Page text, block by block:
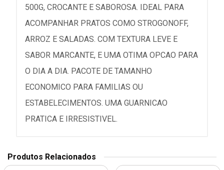
500G, CROCANTE E SABOROSA. IDEAL PARA
ACOMPANHAR PRATOS COMO STROGONOFF,
ARROZ E SALADAS. COM TEXTURA LEVE E
SABOR MARCANTE, E UMA OTIMA OPCAO PARA
O DIA A DIA. PACOTE DE TAMANHO
ECONOMICO PARA FAMILIAS OU
ESTABELECIMENTOS. UMA GUARNICAO
PRATICA E IRRESISTIVEL.
Produtos Relacionados